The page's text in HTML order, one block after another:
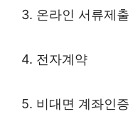
3. 온라인 서류제출
4. 전자계약
5. 비대면 계좌인증